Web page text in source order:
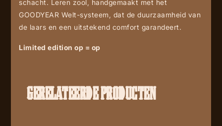
schacht. Leren zool, handgemaakt met het
GOODYEAR Welt-systeem, dat de duurzaamheid van
de laars en een uitstekend comfort garandeert.
Limited edition op = op
GERELATEERDE PRODUCTEN